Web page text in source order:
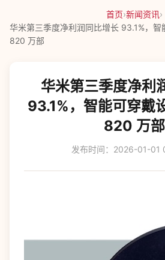
首页›新闻资讯›
华米第三季度净利润同比增长 93.1%，
820 万部
华米第三季度净利
93.1%，智能可穿戴
820 万部
发布时间：2026-01-01